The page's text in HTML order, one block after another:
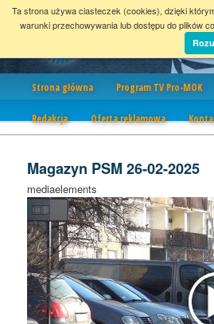
Strona główna Program TV Pro-MOK
Redakcja Oferta reklamowa
Magazyn PSM 26-02-2025
mediaelements
Ta strona używa ciasteczek (cookies), dzięki
warunki przechowywania lub dostępu do plików